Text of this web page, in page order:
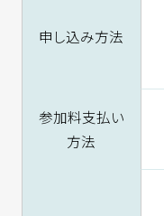
申し込み方法
参加料支払い
方法